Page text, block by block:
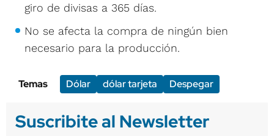
giro de divisas a 365 días.
No se afecta la compra de ningún bien
necesario para la producción.
Temas Dólar dólar tarjeta Despegar
Suscribite al Newsletter